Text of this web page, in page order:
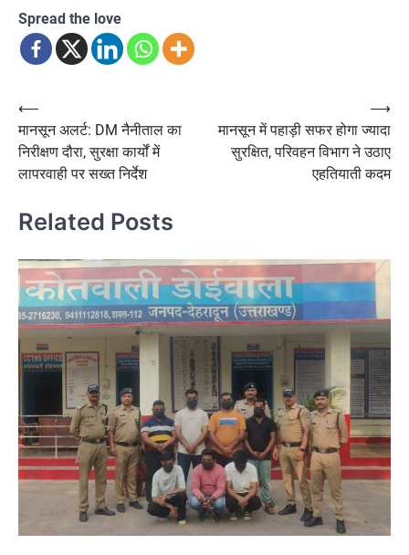
Spread the love
Post
navigation
⟵
मानसून अलर्ट: DM नैनीताल का
निरीक्षण दौरा, सुरक्षा कार्यों में
लापरवाही पर सख्त निर्देश
मानसून में पहाड़ी सफर होगा ज्यादा
सुरक्षित, परिवहन विभाग ने उठाए
एहतियाती कदम
⟶
Related Posts